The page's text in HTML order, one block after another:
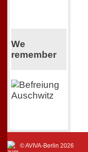
We
remember
© AVIVA-Berlin 2026